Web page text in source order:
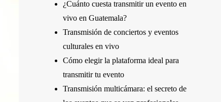
¿Cuánto cuesta transmitir un evento en
vivo en Guatemala?
Transmisión de conciertos y eventos
culturales en vivo
Cómo elegir la plataforma ideal para
transmitir tu evento
Transmisión multicámara: el secreto de